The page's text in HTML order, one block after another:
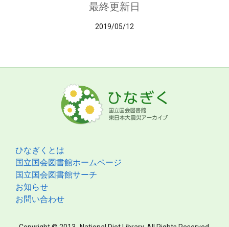
最終更新日
2019/05/12
ひなぎくとは
国立国会図書館ホームページ
国立国会図書館サーチ
お知らせ
お問い合わせ